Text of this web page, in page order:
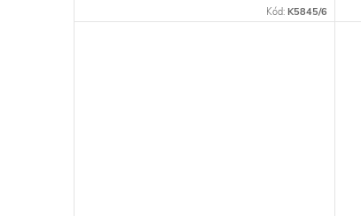
Kód:K5845/6